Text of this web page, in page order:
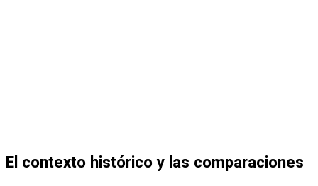
El contexto histórico y las comparaciones